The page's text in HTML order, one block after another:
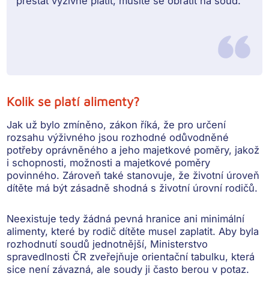
Kolik se platí alimenty?
Jak už bylo zmíněno, zákon říká, že pro určení
rozsahu výživného jsou rozhodnéodůvodněné
potřeby oprávněného a jeho majetkové poměry, jakož
i schopnosti, možnosti a majetkové poměry
povinného. Zároveň také stanovuje, že životní úroveň
dítěte má být zásadně shodná s životní úrovní rodičů.
Neexistuje tedy žádná pevná hranice ani minimální
alimenty, které by rodič dítěte musel zaplatit. Aby byla
rozhodnutí soudů jednotnější, Ministerstvo
spravedlnosti ČR zveřejňuje orientační tabulku, která
sice není závazná, ale soudy ji často berou v potaz.